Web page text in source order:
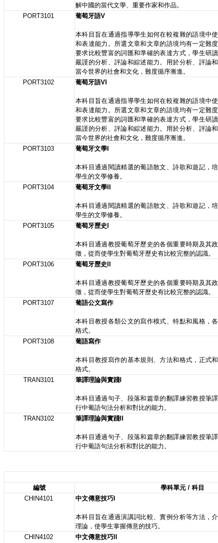
解中國的當代文學、重要作家和作品。
PORT3101
葡萄牙語V
本科目旨在通過指導學生如何在較複雜的語境中
和表達能力。所選文章和文章的語境均有一定難
要求比較豐富的詞匯和準確的表達方式，學生研
嚴謹的分析、評論和綜述能力。用於分析、評論
當今世界的社會和文化，難度循序漸進。
PORT3102
葡萄牙語VI
本科目旨在通過指導學生如何在較複雜的語境中
和表達能力。所選文章和文章的語境均有一定難
要求比較豐富的詞匯和準確的表達方式，學生研
嚴謹的分析、評論和綜述能力。用於分析、評論
當今世界的社會和文化，難度循序漸進。
PORT3103
葡萄牙文學I
本科目通過閱讀精選的葡語散文、詩歌和遊記，
學生的文學修養。
PORT3104
葡萄牙文學II
本科目通過閱讀精選的葡語散文、詩歌和遊記，
學生的文學修養。
PORT3105
葡萄牙歷史I
本科目通過教授葡萄牙歷史的各個重要時期及其
徵，從而使學生對葡萄牙歷史有比較完整的認識。
PORT3106
葡萄牙歷史II
本科目通過教授葡萄牙歷史的各個重要時期及其
徵，從而使學生對葡萄牙歷史有比較完整的認識。
PORT3107
葡語公文寫作
本科目教授各類公文的寫作模式、特點和風格，
格式。
PORT3108
葡語寫作
本科目教授寫作的基本規則、方法和格式，正式
格式。
TRAN3101
筆譯理論與實踐I
本科目通過句子、段落和篇章的翻譯練習教授筆
行中葡語句法分析和對比的能力。
TRAN3102
筆譯理論與實踐II
本科目通過句子、段落和篇章的翻譯練習教授筆
行中葡語句法分析和對比的能力。
編號
學科單元 / 科目
CHIN4101
中文傳意技巧I
本科目旨在通過演講詞比較、實例分析等方法，
理論，使學生掌握傳意的技巧。
CHIN4102
中文傳意技巧II